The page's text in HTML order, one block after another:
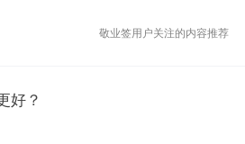
敬业签用户关注的内容推荐
好？